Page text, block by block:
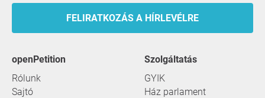
FELIRATKOZÁS A HÍRLEVÉLRE
openPetition
Rólunk
Sajtó
szolgáltatás
GYIK
Ház parlament